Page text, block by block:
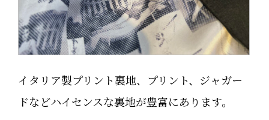
イタリア製プリント裏地、プリント、ジャガー
ドなどハイセンスな裏地が豊富にあります。